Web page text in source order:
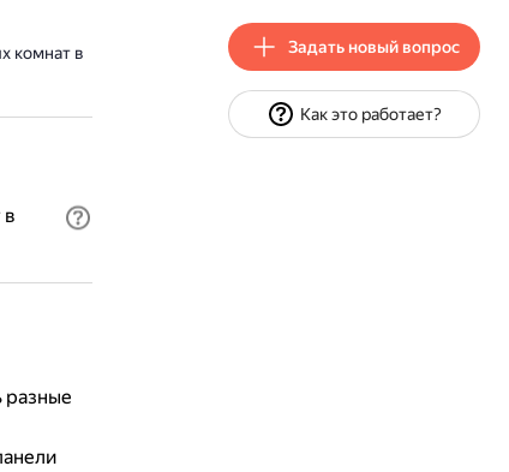
комнат в
в
разные
Задать новый вопрос
Как это работает?